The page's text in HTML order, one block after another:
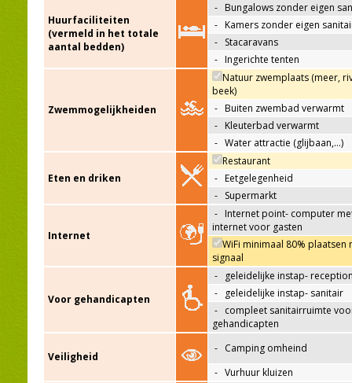
Huurfaciliteiten
(vermeld in het totale
aantal bedden)
- Bungalows zonder eigen
- Kamers zonder eigen
- Stacaravans
- Ingerichte tenten
Zwemmogelijkheiden
Natuur zwemplaats (meer,
beek)
- Buiten zwembad verwarmt
- Kleuterbad verwarmt
- Water attractie (glijbaan,…)
Eten en driken
Restaurant
- Eetgelegenheid
- Supermarkt
Internet
- Internet point- computer
internet voor gasten
WiFi minimaal 80% plaatsen
signaal
Voor gehandicapten
-
geleidelijke instap-
-
geleidelijke instap- sanitair
- compleet sanitairruimte
gehandicapten
Veiligheid
- Camping omheind
- Vurhuur kluizen